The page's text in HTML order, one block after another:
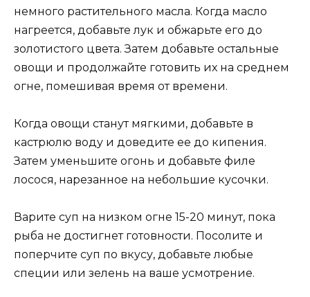
немного растительного масла. Когда масло
нагреется, добавьте лук и обжарьте его до
золотистого цвета. Затем добавьте остальные
овощи и продолжайте готовить их на среднем
огне, помешивая время от времени.
Когда овощи станут мягкими, добавьте в
кастрюлю воду и доведите ее до кипения.
Затем уменьшите огонь и добавьте филе
лосося, нарезанное на небольшие кусочки.
Варите суп на низком огне 15-20 минут, пока
рыба не достигнет готовности. Посолите и
поперчите суп по вкусу, добавьте любые
специи или зелень на ваше усмотрение.